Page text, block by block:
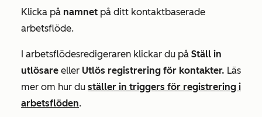
Klicka på namnet på ditt kontaktbaserade
arbetsflöde.
I arbetsflödesredigeraren klickar du på Ställ in
utlösare eller Utlös registrering för kontakter. Läs
mer om hur du ställer in triggers för registrering i
arbetsflöden.